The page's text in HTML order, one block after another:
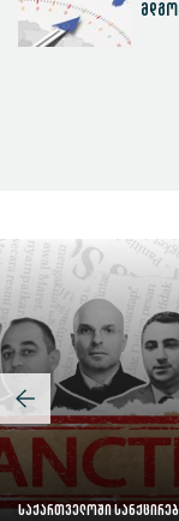
საქართველოში